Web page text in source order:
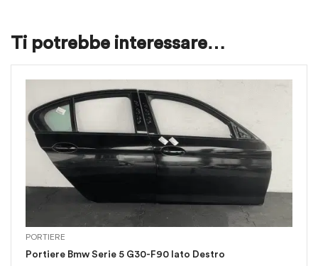
Ti potrebbe interessare…
PORTIERE
Portiere Bmw Serie 5 G30-F90 lato Destro